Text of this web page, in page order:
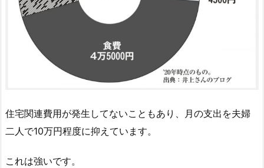
住宅関連費用が発生してないこともあり、月の支出を夫婦
二人で10万円程度に抑えています。
これは強いです。